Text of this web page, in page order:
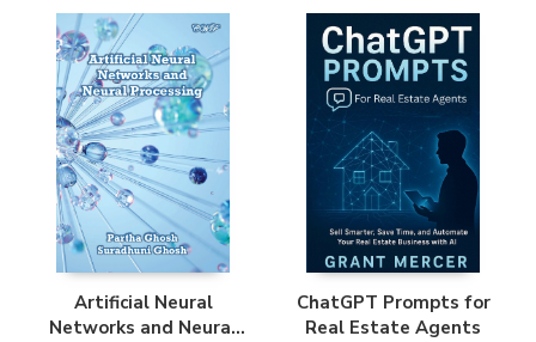
Artificial Neural
Networks and Neural
ChatGPT Prompts for
Real Estate Agents